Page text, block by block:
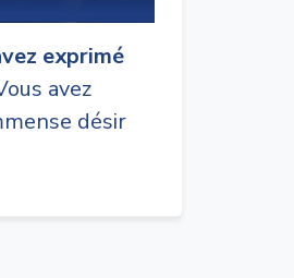
exprimé
avez
désir